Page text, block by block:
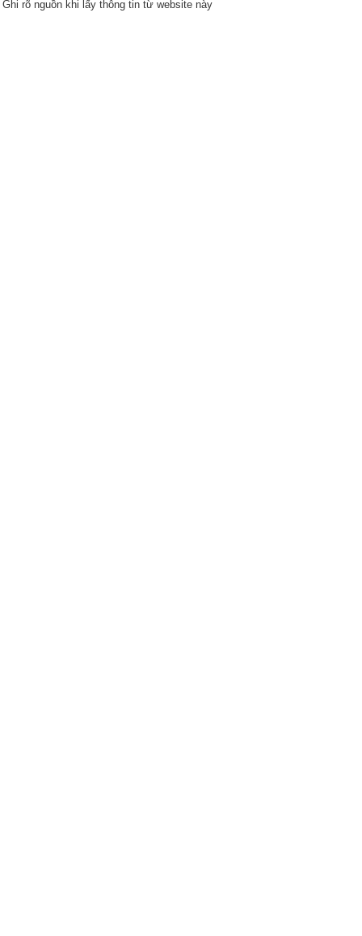
Ghi rõ nguồn khi lấy thông tin từ website này